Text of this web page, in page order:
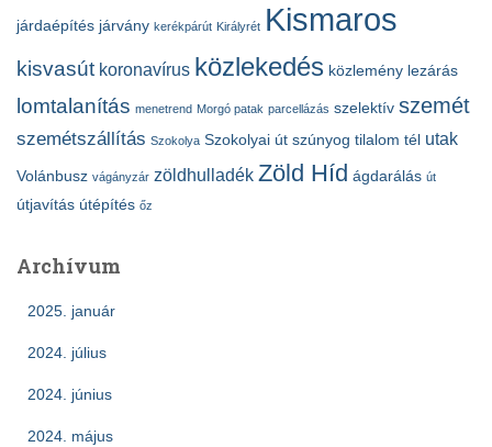
járdaépítés járvány kerékpárút Királyrét Kismaros
kisvasút koronavírus közlekedés közlemény lezárás
lomtalanítás menetrend Morgó patak parcellázás szelektív szemét
szemétszállítás Szokolya Szokolyai út szúnyog tilalom tél utak
Volánbusz vágányzár zöldhulladék Zöld Híd ágdarálás út
útjavítás útépítés őz
Archívum
2025. január
2024. július
2024. június
2024. május